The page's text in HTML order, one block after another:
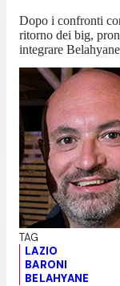
Dopo i confronti
ritorno dei big,
integrare
LAZIO
BARONI
BELAHYANE